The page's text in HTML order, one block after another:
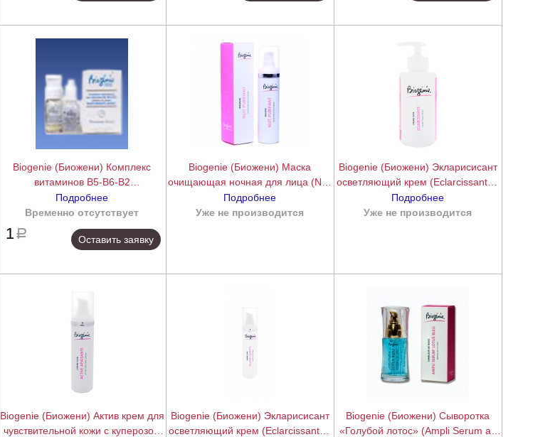
Biogenie (Биожени) Комплекс
витаминов В5-В6-В2
(Pantoridoflavine), 8 мл
подробнее
Подробнее
Временно отсутствует
1 a
Оставить заявку
Biogenie (Биожени) Маска
очищающая ночная для лица (Nuit
Purifiant), 50 мл
подробнее
Подробнее
Уже не производится
Biogenie (Биожени) Экларисисант
осветляющий крем (Eclarcissante),
200 мл.
подробнее
Подробнее
Уже не производится
Biogenie (Биожени) Актив крем для
чувствительной кожи с куперозом
Biogenie (Биожени) Экларисисант
осветляющий крем (Eclarcissante),
Biogenie (Биожени) Сыворотка
«Голубой лотос» (Ampli Serum au